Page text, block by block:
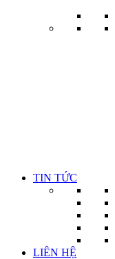
TIN TỨC
LIÊN HỆ